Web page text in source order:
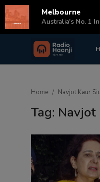
Login
Sponsors
Home Navjot Kaur
Tag:
Melbourne
Australia's No. 1